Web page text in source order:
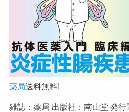
薬局送料無料!
雑誌：薬局 出版社：南山堂 発